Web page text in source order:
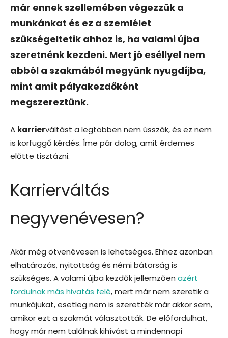
már ennek szellemében végezzük a
munkánkat és ez a szemlélet
szükségeltetik ahhoz is, ha valami újba
szeretnénk kezdeni. Mert jó eséllyel nem
abból a szakmából megyünk nyugdíjba,
mint amit pályakezdőként
megszereztünk.
A karrierváltást a legtöbben nem ússzák, és ez nem
is korfüggő kérdés. Íme pár dolog, amit érdemes
előtte tisztázni.
Karrierváltás
negyvenévesen?
Akár még ötvenévesen is lehetséges. Ehhez azonban
elhatározás, nyitottság és némi bátorság is
szükséges. A valami újba kezdők jellemzően azért
fordulnak más hivatás felé, mert már nem szeretik a
munkájukat, esetleg nem is szerették már akkor sem,
amikor ezt a szakmát választották. De előfordulhat,
hogy már nem találnak kihívást a mindennapi